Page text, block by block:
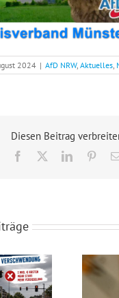
2024 | AfD NRW, Aktuelles
Diesen Beitrag
Facebook LinkedIn